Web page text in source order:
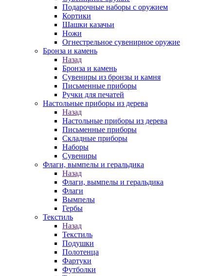
Подарочные наборы с оружием
Кортики
Шашки казачьи
Ножи
Огнестрельное сувенирное оружие
Бронза и камень
Назад
Бронза и камень
Сувениры из бронзы и камня
Письменные приборы
Ручки для печатей
Настольные приборы из дерева
Назад
Настольные приборы из дерева
Письменные приборы
Складные приборы
Наборы
Сувениры
Флаги, вымпелы и геральдика
Назад
Флаги, вымпелы и геральдика
Флаги
Вымпелы
Гербы
Текстиль
Назад
Текстиль
Подушки
Полотенца
Фартуки
Футболки